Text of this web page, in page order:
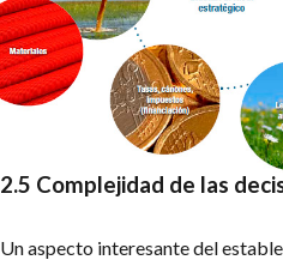
2.5 Complejidad de las
Un aspecto interesante del